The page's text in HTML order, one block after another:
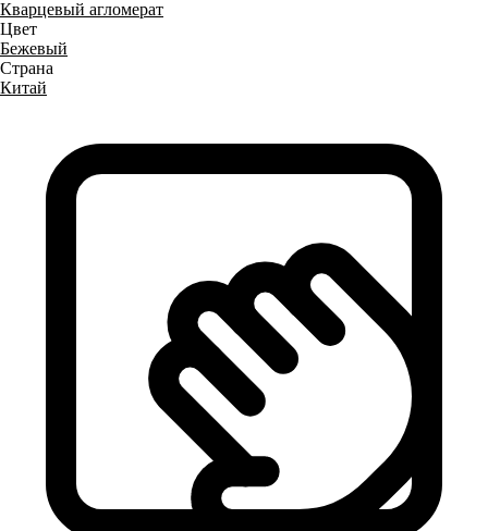
Кварцевый агломерат
Цвет
Бежевый
Страна
Китай